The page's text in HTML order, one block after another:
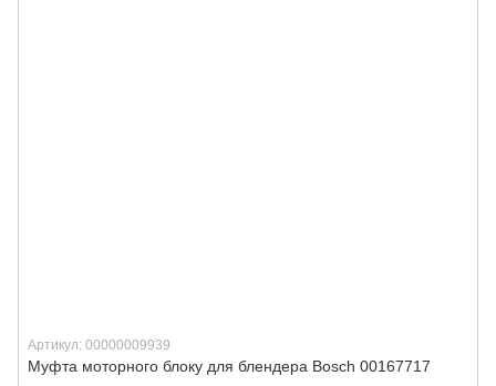
Артикул: 00000009939
Муфта моторного блоку для блендера Bosch 00167717